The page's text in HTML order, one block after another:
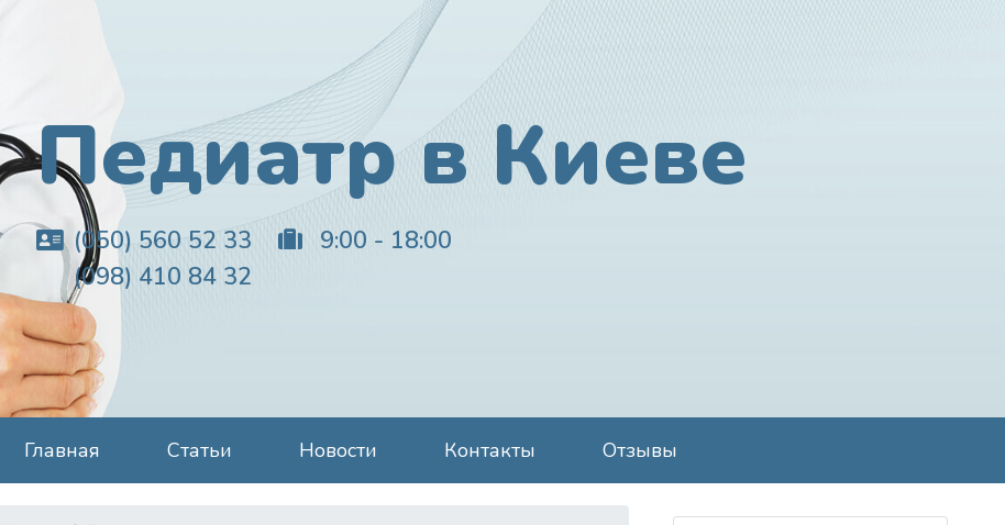
Педиатр в Киеве
(050) 560 52 33
(098) 410 84 32
9:00 - 18:00
Главная Статьи Новости Контакты Отзывы